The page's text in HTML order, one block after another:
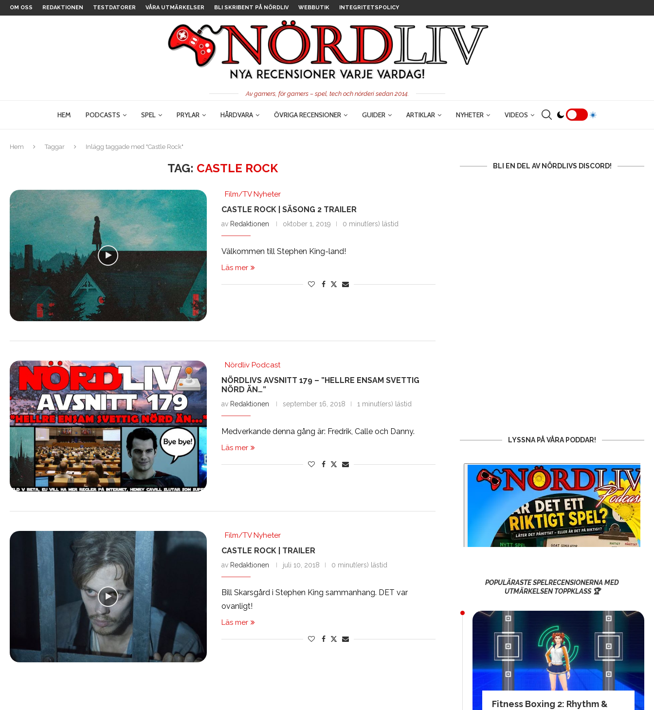
OM OSS REDAKTIONEN TESTDATORER VÅRA UTMÄRKELSER BLI SKRIBENT PÅ NÖRDLIV WEBBUTIK INTEGRITETSPOLICY
Av gamers, för gamers – spel, tech och nörderi sedan 2014.
HEM PODCASTS SPEL PRYLAR HÅRDVARA ÖVRIGA RECENSIONER GUIDER ARTIKLAR NYHETER VIDEOS
Hem Taggar Inlägg taggade med "Castle Rock"
TAG: CASTLE ROCK
Film/TV Nyheter
CASTLE ROCK | SÄSONG 2 TRAILER
av Redaktionen oktober 1, 2019 0 minut(ers) lästid
Välkommen till Stephen King-land!
Läs mer
Nördliv Podcast
NÖRDLIVS AVSNITT 179 – ”HELLRE ENSAM SVETTIG
NÖRD ÄN…”
av Redaktionen september 16, 2018 1 minut(ers) lästid
Medverkande denna gång är: Fredrik, Calle och Danny.
Läs mer
Film/TV Nyheter
CASTLE ROCK | TRAILER
av Redaktionen juli 10, 2018 0 minut(ers) lästid
Bill Skarsgård i Stephen King sammanhang. DET var
ovanligt!
Läs mer
BLI EN DEL AV NÖRDLIVS DISCORD!
LYSSNA PÅ VÅRA PODDAR!
POPULÄRASTE SPELRECENSIONERNA MED
UTMÄRKELSEN TOPPKLASS 🏆
Fitness Boxing 2: Rhythm &